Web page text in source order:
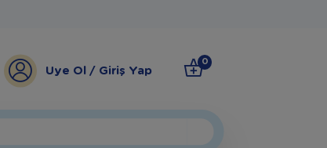
Üye Ol / Giriş Yap
0